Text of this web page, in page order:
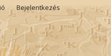
Bejelentkezés